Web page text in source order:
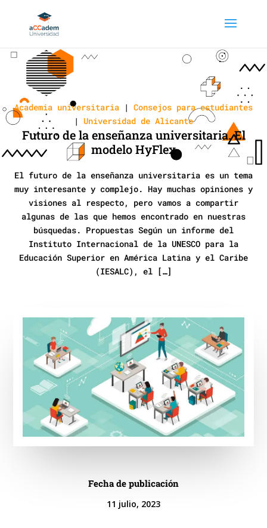
Academia universitaria | Consejos para estudiantes
| Universidad de Alicante
Futuro de la enseñanza universitaria. El
modelo HyFlex
El futuro de la enseñanza universitaria es un tema
muy interesante y complejo. Hay muchas opiniones y
visiones al respecto, pero vamos a compartir
algunas de las que hemos encontrado en nuestras
búsquedas. Propuestas Según un informe del
Instituto Internacional de la UNESCO para la
Educación Superior en América Latina y el Caribe
(IESALC), el […]
Fecha de publicación
11 julio, 2023